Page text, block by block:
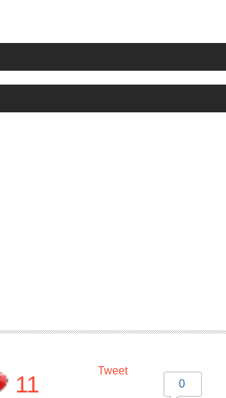
11
Tweet
0